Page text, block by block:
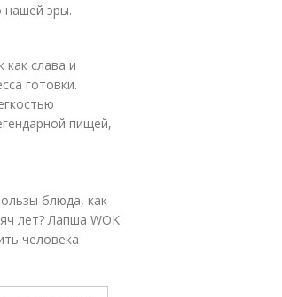
нашей эры.
слава и
готовки.
пищей,
блюда, как
лет? Лапша WOK
человека